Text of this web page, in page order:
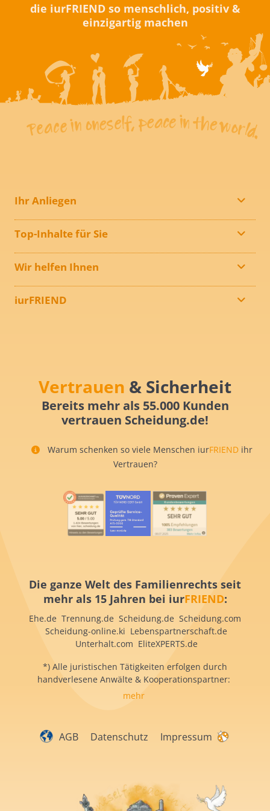
die iurFRIEND so menschlich, positiv &
einzigartig machen
Ihr Anliegen
Top-Inhalte für Sie
Wir helfen Ihnen
iurFRIEND
Vertrauen & Sicherheit
Bereits mehr als 55.000 Kunden
vertrauen Scheidung.de!
Warum schenken so viele Menschen iurFRIEND ihr
Vertrauen?
Die ganze Welt des Familienrechts seit
mehr als 15 Jahren bei iurFRIEND:
Ehe.de Trennung.de Scheidung.de Scheidung.com
Scheidung-online.ki Lebenspartnerschaft.de
Unterhalt.com EliteXPERTS.de
*) Alle juristischen Tätigkeiten erfolgen durch
handverlesene Anwälte & Kooperationspartner:
mehr
AGB Datenschutz Impressum